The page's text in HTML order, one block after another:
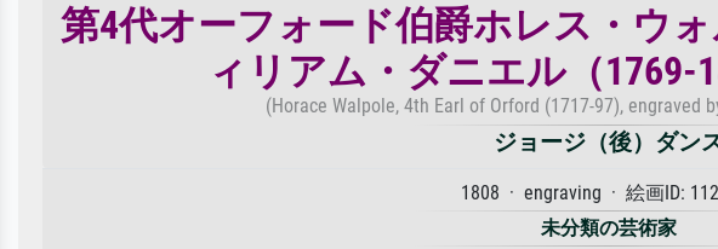
第4代オーフォード伯爵ホレス・ウ
ィリアム・ダニエル（1769-
(Horace Walpole, 4th Earl of Orford (1717-97), engraved
ジョージ（後）ダン
1808 · engraving · 絵画ID:
未分類の芸術家